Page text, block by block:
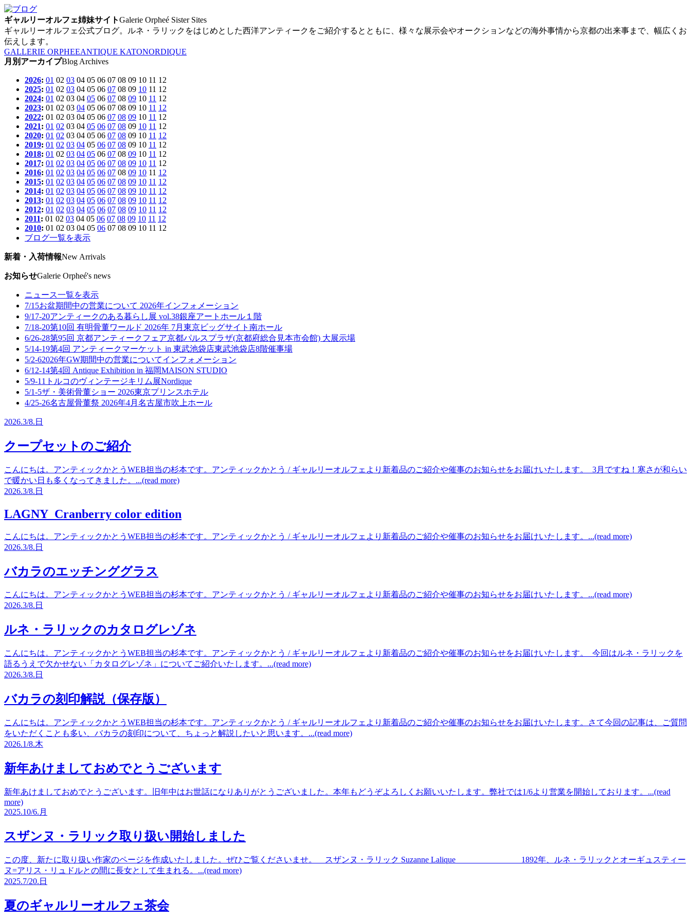
ギャルリーオルフェ姉妹サイトGalerie Orpheé Sister Sites
ギャルリーオルフェ公式ブログ。ルネ・ラリックをはじめとした西洋アンティークをご紹介するとともに、様々な展示会やオークションなどの海外事情から京都の出来事まで、幅広くお
伝えします。
GALLERIE ORPHEEANTIQUE KATONORDIQUE
月別アーカイプBlog Archives
2026: 01 02 03 04 05 06 07 08 09 10 11 12
2025: 01 02 03 04 05 06 07 08 09 10 11 12
2024: 01 02 03 04 05 06 07 08 09 10 11 12
2023: 01 02 03 04 05 06 07 08 09 10 11 12
2022: 01 02 03 04 05 06 07 08 09 10 11 12
2021: 01 02 03 04 05 06 07 08 09 10 11 12
2020: 01 02 03 04 05 06 07 08 09 10 11 12
2019: 01 02 03 04 05 06 07 08 09 10 11 12
2018: 01 02 03 04 05 06 07 08 09 10 11 12
2017: 01 02 03 04 05 06 07 08 09 10 11 12
2016: 01 02 03 04 05 06 07 08 09 10 11 12
2015: 01 02 03 04 05 06 07 08 09 10 11 12
2014: 01 02 03 04 05 06 07 08 09 10 11 12
2013: 01 02 03 04 05 06 07 08 09 10 11 12
2012: 01 02 03 04 05 06 07 08 09 10 11 12
2011: 01 02 03 04 05 06 07 08 09 10 11 12
2010: 01 02 03 04 05 06 07 08 09 10 11 12
ブログ一覧を表示
新着・入荷情報New Arrivals
お知らせGalerie Orpheé's news
ニュース一覧を表示
7/15お盆期間中の営業について 2026年インフォメーション
9/17-20アンティークのある暮らし展 vol.38銀座アートホール１階
7/18-20第10回 有明骨董ワールド 2026年 7月 東京ビッグサイト南ホール
6/26-28第95回 京都アンティークフェア京都パルスプラザ(京都府総合見本市会館) 大展示場
5/14-19第4回 アンティークマーケット in 東武池袋店東武池袋店8階催事場
5/2-62026年GW期間中の営業についてインフォメーション
6/12-14第4回 Antique Exhibition in 福岡MAISON STUDIO
5/9-11 トルコのヴィンテージキリム展Nordique
5/1-5ザ・美術骨董ショー 2026東京プリンスホテル
4/25-26名古屋骨董祭 2026年4月 名古屋市吹上ホール
2026.3/8. 日
クープセットのご紹介
こんにちは。アンティックかとうWEB担当の杉本です。アンティックかとう / ギャルリーオルフェより新着品のご紹介や催事のお知らせをお届けいたします。 3月ですね！寒さが和らい
で暖かい日も多くなってきました。...(read more)
2026.3/8. 日
LAGNY Cranberry color edition
こんにちは。アンティックかとうWEB担当の杉本です。アンティックかとう / ギャルリーオルフェより新着品のご紹介や催事のお知らせをお届けいたします。...(read more)
2026.3/8. 日
バカラのエッチンググラス
こんにちは。アンティックかとうWEB担当の杉本です。アンティックかとう / ギャルリーオルフェより新着品のご紹介や催事のお知らせをお届けいたします。...(read more)
2026.3/8. 日
ルネ・ラリックのカタログレゾネ
こんにちは。アンティックかとうWEB担当の杉本です。アンティックかとう / ギャルリーオルフェより新着品のご紹介や催事のお知らせをお届けいたします。 今回はルネ・ラリックを
語るうえで欠かせない「カタログレゾネ」についてご紹介いたします。...(read more)
2026.3/8. 日
バカラの刻印解説（保存版）
こんにちは。アンティックかとうWEB担当の杉本です。アンティックかとう / ギャルリーオルフェより新着品のご紹介や催事のお知らせをお届けいたします。さて今回の記事は、ご質問
をいただくことも多い、バカラの刻印について、ちょっと解説したいと思います。...(read more)
2026.1/8.木
新年あけましておめでとうございます
新年あけましておめでとうございます。旧年中はお世話になりありがとうございました。本年もどうぞよろしくお願いいたします。弊社では1/6より営業を開始しております。...(read
more)
2025.10/6. 月
スザンヌ・ラリック取り扱い開始しました
この度、新たに取り扱い作家のページを作成いたしました。ぜひご覧くださいませ。 スザンヌ・ラリック Suzanne Lalique 1892年、ルネ・ラリックとオーギュスティー
ヌ=アリス・リュドルとの間に長女として生まれる。...(read more)
2025.7/20. 日
夏のギャルリーオルフェ茶会